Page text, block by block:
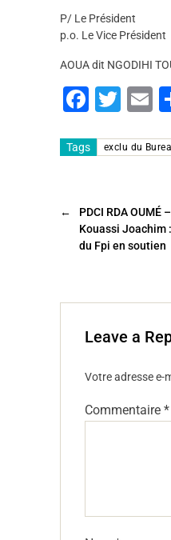
P/ Le Président
p.o. Le Vice Président
AOUA dit NGODIHI
F
c
b
o
o
T
tt
E
Tags exclu du
←
PDCI RDA
Kouassi Joachim
du Fpi en soutien
Leave a
Votre adresse e-
Commentaire *